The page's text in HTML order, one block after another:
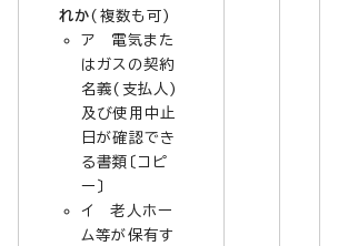
れか(複数も可)
ア 電気また
はガスの契約
名義(支払人)
及び使用中止
日が確認でき
る書類〔コピ
ー〕
イ 老人ホー
ム等が保有す